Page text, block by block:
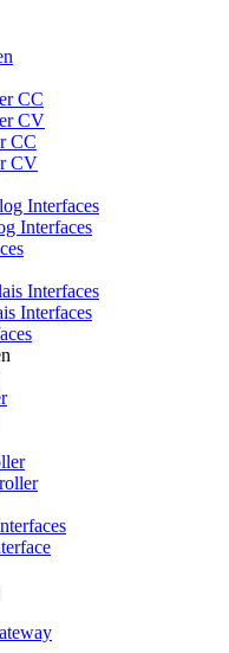
CC
CV
CC
CV
Interfaces
Interfaces
Interfaces
Interfaces